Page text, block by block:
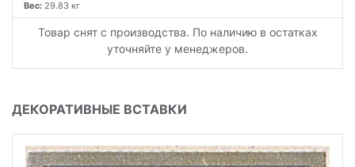
Вес: 29.83 кг
Товар снят с производства. По наличию в остатках
уточняйте у менеджеров.
ДЕКОРАТИВНЫЕ ВСТАВКИ